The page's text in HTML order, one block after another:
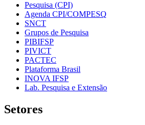
Pesquisa (CPI)
Agenda CPI/COMPESQ
SNCT
Grupos de Pesquisa
PIBIFSP
PIVICT
PACTEC
Plataforma Brasil
INOVA IFSP
Lab. Pesquisa e Extensão
Setores